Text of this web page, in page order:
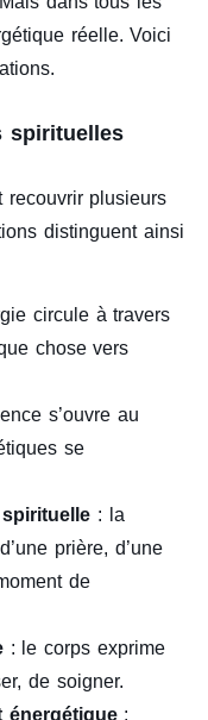
réelle. Voici
spirituelles
recouvrir plusieurs
distinguent ainsi
circule à travers
chose vers
s’ouvre au
se
: la
prière, d’une
de
: le corps exprime
de soigner.
énergétique: